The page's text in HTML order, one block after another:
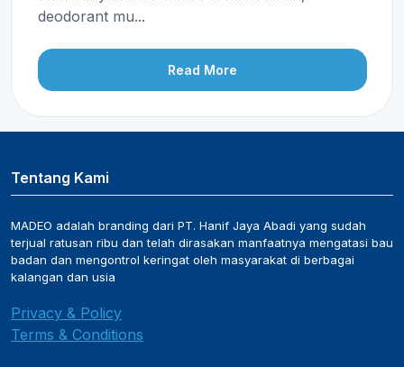
deodorant mu...
Read More
Tentang Kami
MADEO adalah branding dari PT. Hanif Jaya Abadi yang sudah
terjual ratusan ribu dan telah dirasakan manfaatnya mengatasi bau
badan dan mengontrol keringat oleh masyarakat di berbagai
kalangan dan usia
Privacy & Policy
Terms & Conditions